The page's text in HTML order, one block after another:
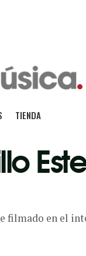
TIENDA
filmado en el